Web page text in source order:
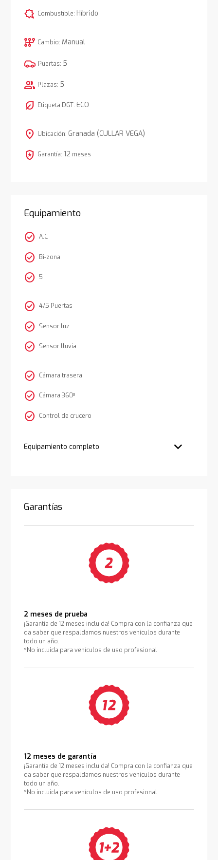
comic_bubble Combustible: Híbrido
auto_transmission Cambio: Manual
Puertas: 5
group Plazas: 5
nest_eco_leaf Etiqueta DGT: ECO
location_on Ubicación: Granada (CULLAR VEGA)
local_police Garantía: 12 meses
Equipamiento
check_circle A.C
check_circle Bi-zona
check_circle 5
check_circle 4/5 Puertas
check_circle Sensor luz
check_circle Sensor lluvia
check_circle Cámara trasera
check_circle Cámara 360º
check_circle Control de crucero
Equipamiento completo
Garantías
2 meses de prueba
¡Garantía de 12 meses incluida! Compra con la confianza que
da saber que respaldamos nuestros vehículos durante
todo un año.
*No incluida para vehículos de uso profesional
12 meses de garantía
¡Garantía de 12 meses incluida! Compra con la confianza que
da saber que respaldamos nuestros vehículos durante
todo un año.
*No incluida para vehículos de uso profesional